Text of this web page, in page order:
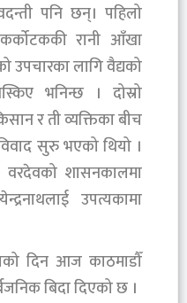
पनि छन्। पहिलो
रानी आँखा
उपचारका लागि वैद्यको
भनिन्छ । दोस्रो
र ती व्यक्तिका बीच
सुरु भएको थियो ।
वरदेवको शासनकालमा
उपत्यकामा
दिन आज काठमाडौँ
बिदा दिएको छ ।